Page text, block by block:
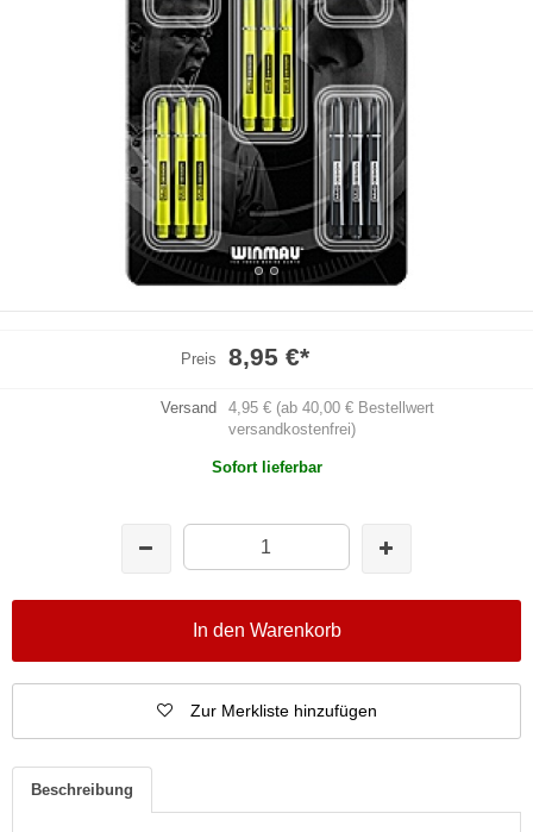
Preis 8,95 €*
Versand
4,95 € (ab 40,00 € Bestellwert
versandkostenfrei)
Sofort lieferbar
In den Warenkorb
Zur Merkliste hinzufügen
Beschreibung